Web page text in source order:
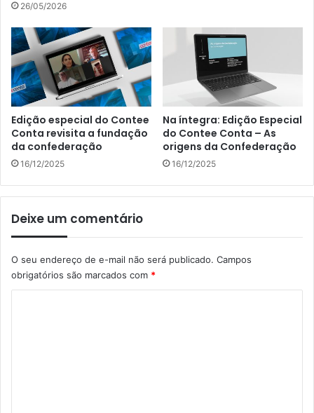
26/05/2026
Edição especial do Contee
Conta revisita a fundação
da confederação
16/12/2025
Na íntegra: Edição Especial
do Contee Conta – As
origens da Confederação
16/12/2025
Deixe um comentário
O seu endereço de e-mail não será publicado. Campos
obrigatórios são marcados com *